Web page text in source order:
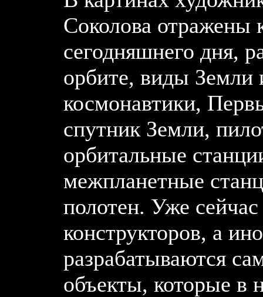
Соколова отражены
сегодняшнего дня,
орбите, виды Земли
космонавтики,
спутник Земли,
орбитальные
межпланетные
полотен. Уже сейчас
конструкторов, а
разрабатываются
объекты, которые в